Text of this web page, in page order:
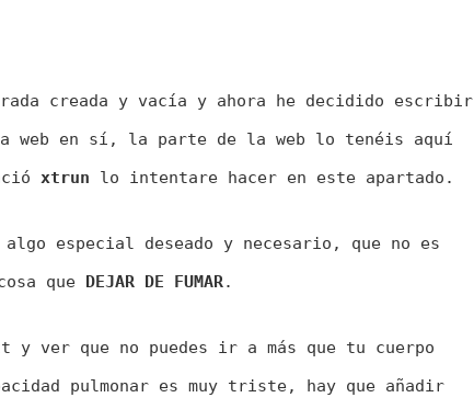
creada y vacía y ahora he decidido escribir
web en sí, la parte de la web lo tenéis aquí
xtrun lo intentare hacer en este apartado.
especial deseado y necesario, que no es
que DEJAR DE FUMAR.
y ver que no puedes ir a más que tu cuerpo
pulmonar es muy triste, hay que añadir